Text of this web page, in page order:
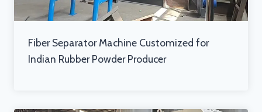
Fiber Separator Machine Customized for
Indian Rubber Powder Producer